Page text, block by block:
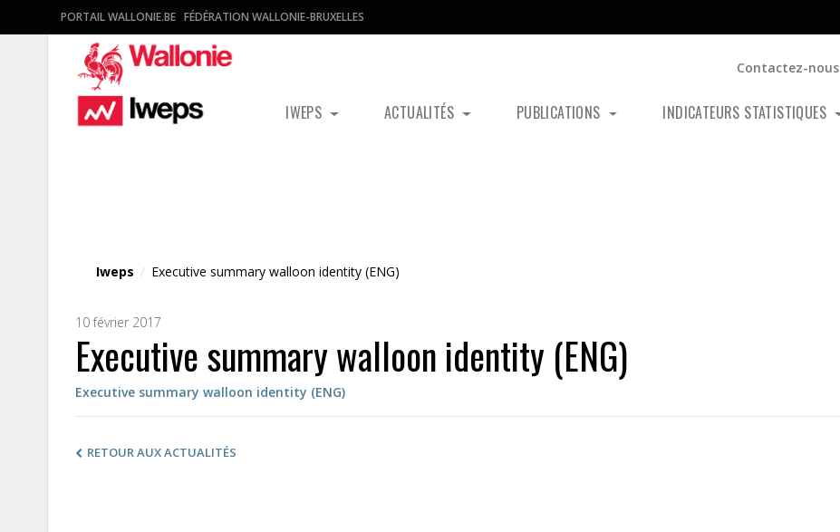
PORTAIL WALLONIE.BE FÉDÉRATION WALLONIE-BRUXELLES
Contactez-nous
IWEPS ACTUALITÉS PUBLICATIONS INDICATEURS STATISTIQUES
Iweps / Executive summary walloon identity (ENG)
10 février 2017
Executive summary walloon identity (ENG)
Executive summary walloon identity (ENG)
RETOUR AUX ACTUALITÉS